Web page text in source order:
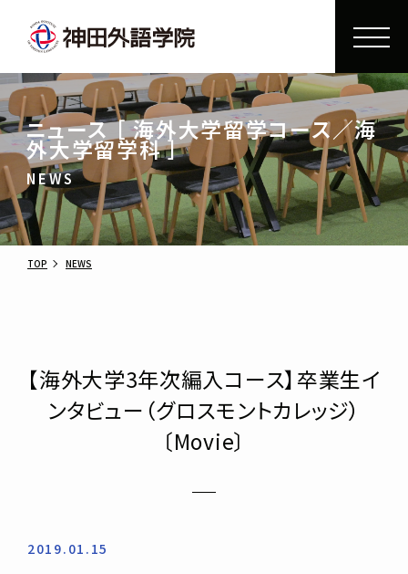
ニュース ［ 海外大学留学コース／海
外大学留学科 ］
NEWS
TOP NEWS
【海外大学3年次編入コース】卒業生イ
ンタビュー（グロスモントカレッジ）
〔Movie〕
2019.01.15